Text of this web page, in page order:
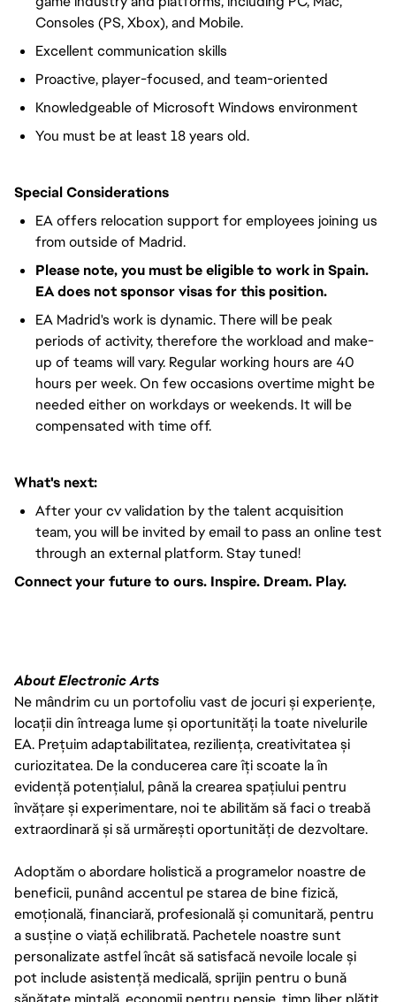
Consoles (PS, Xbox), and Mobile.
Excellent communication skills
Proactive, player-focused, and team-oriented
Knowledgeable of Microsoft Windows environment
You must be at least 18 years old.
Special Considerations
EA offers relocation support for employees joining us
from outside of Madrid.
Please note, you must be eligible to work in Spain.
EA does not sponsor visas for this position.
EA Madrid's work is dynamic. There will be peak
periods of activity, therefore the workload and make-
up of teams will vary. Regular working hours are 40
hours per week. On few occasions overtime might be
needed either on workdays or weekends. It will be
compensated with time off.
What's next:
After your cv validation by the talent acquisition
team, you will be invited by email to pass an online test
through an external platform. Stay tuned!
Connect your future to ours. Inspire. Dream. Play.
About Electronic Arts
Ne mândrim cu un portofoliu vast de jocuri și experiențe,
locații din întreaga lume și oportunități la toate nivelurile
EA. Prețuim adaptabilitatea, reziliența, creativitatea și
curiozitatea. De la conducerea care îți scoate la în
evidență potențialul, până la crearea spațiului pentru
învățare și experimentare, noi te abilităm să faci o treabă
extraordinară și să urmărești oportunități de dezvoltare.
Adoptăm o abordare holistică a programelor noastre de
beneficii, punând accentul pe starea de bine fizică,
emoțională, financiară, profesională și comunitară, pentru
a susține o viață echilibrată. Pachetele noastre sunt
personalizate astfel încât să satisfacă nevoile locale și
pot include asistență medicală, sprijin pentru o bună